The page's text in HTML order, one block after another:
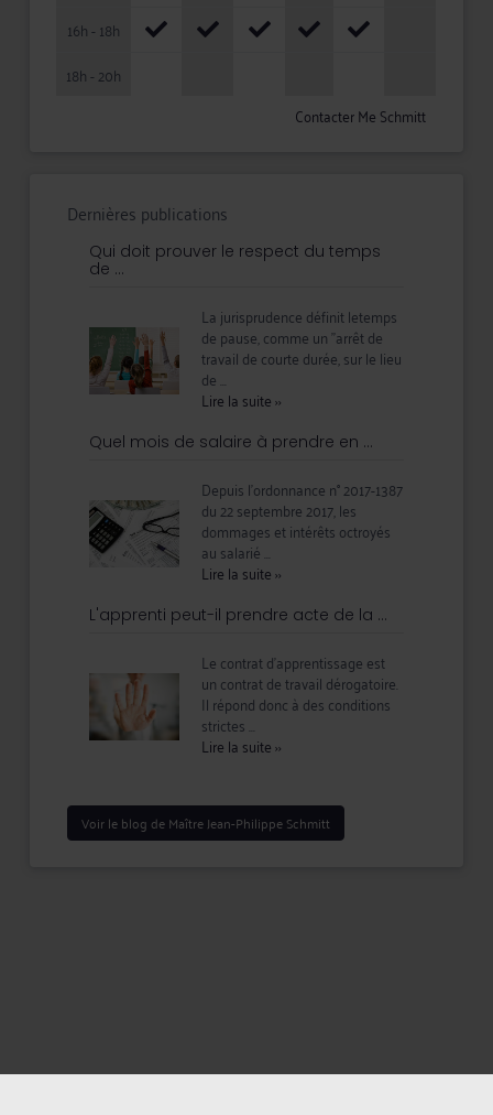
16h - 18h
18h - 20h
Contacter Me Schmitt
Dernières publications
Qui doit prouver le respect du temps
de ...
La jurisprudence définit letemps
de pause, comme un "arrêt de
travail de courte durée, sur le lieu
de ...
Lire la suite››
Quel mois de salaire à prendre en ...
Depuis l’ordonnance n° 2017-1387
du 22 septembre 2017, les
dommages et intérêts octroyés
au salarié ...
Lire la suite››
L'apprenti peut-il prendre acte de la ...
Le contrat d’apprentissage est
un contrat de travail dérogatoire.
Il répond donc à des conditions
strictes ...
Lire la suite››
Voir le blog de Maître Jean-Philippe Schmitt